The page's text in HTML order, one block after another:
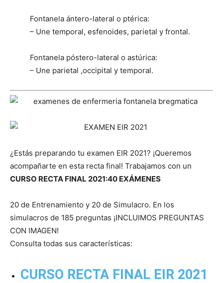
Fontanela ántero-lateral o ptérica:
– Une temporal, esfenoides, parietal y frontal.
Fontanela póstero-lateral o astúrica:
– Une parietal ,occipital y temporal.
¿Estás preparando tu examen EIR 2021? ¡Queremos
acompañarte en esta recta final! Trabajamos con un
CURSO RECTA FINAL 2021:40 EXÁMENES
20 de Entrenamiento y 20 de Simulacro. En los
simulacros de 185 preguntas ¡INCLUIMOS PREGUNTAS
CON IMAGEN!
Consulta todas sus características:
CURSO RECTA FINAL EIR 2021